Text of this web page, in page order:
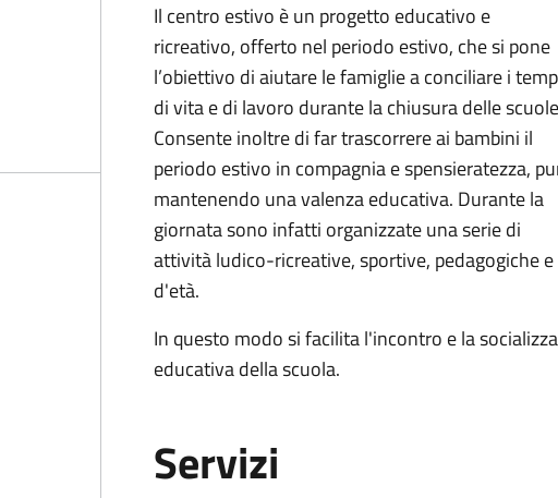
Il centro estivo è un progetto educativo e
ricreativo, offerto nel periodo estivo, che si pone
l’obiettivo di aiutare le famiglie a conciliare i
di vita e di lavoro durante la chiusura delle
Consente inoltre di far trascorrere ai bambini il
periodo estivo in compagnia e spensieratezza,
mantenendo una valenza educativa. Durante la
giornata sono infatti organizzate una serie di
attività ludico-ricreative, sportive, pedagogiche
d'età.
In questo modo si facilita l'incontro e la
educativa della scuola.
Servizi